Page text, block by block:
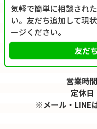
気軽で簡単に相談され
い。友だち追加して現
ージください。
友だ
営業時
定休日
※メール・LINE